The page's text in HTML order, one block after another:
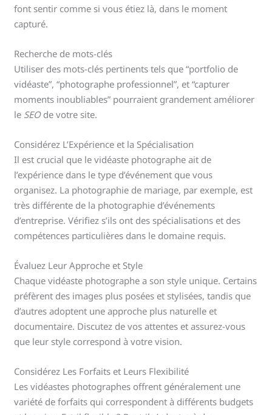
font sentir comme si vous étiez là, dans le moment
capturé.
Recherche de mots-clés
Utiliser des mots-clés pertinents tels que “portfolio de
vidéaste”, “photographe professionnel”, et “capturer
moments inoubliables” pourraient grandement améliorer
le SEOde votre site.
Considérez L’Expérience et la Spécialisation
Il est crucial que le vidéaste photographe ait de
l’expérience dans le type d’événement que vous
organisez. La photographie de mariage, par exemple, est
très différente de la photographie d’événements
d’entreprise. Vérifiez s’ils ont des spécialisations et des
compétences particulières dans le domaine requis.
Évaluez Leur Approche et Style
Chaque vidéaste photographe a son style unique. Certains
préfèrent des images plus posées et stylisées, tandis que
d’autres adoptent une approche plus naturelle et
documentaire. Discutez de vos attentes et assurez-vous
que leur style correspond à votre vision.
Considérez Les Forfaits et Leurs Flexibilité
Les vidéastes photographes offrent généralement une
variété de forfaits qui correspondent à différents budgets